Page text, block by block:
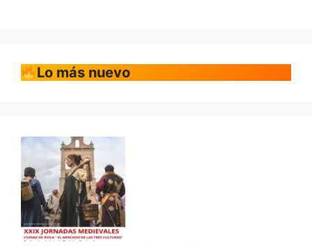
Lo más nuevo